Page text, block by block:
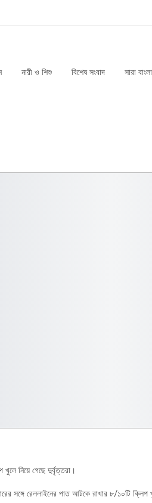
নারী ও শিশু বিশেষ সংবাদ সারা বাংলা
খুলে নিয়ে গেছে দুর্বৃত্তরা।
সঙ্গে রেললাইনের পাত আটকে রাখার ৮/১০টি